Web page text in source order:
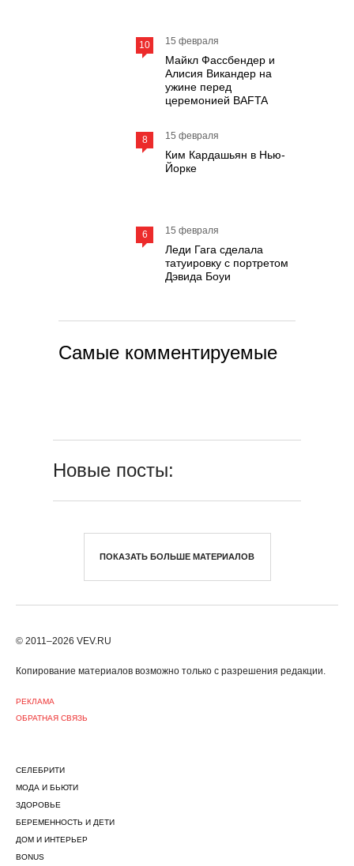
10 15 февраля
Майкл Фассбендер и
Алисия Викандер на
ужине перед
церемонией BAFTA
8 15 февраля
Ким Кардашьян в Нью-
Йорке
6 15 февраля
Леди Гага сделала
татуировку с портретом
Дэвида Боуи
Самые комментируемые
Новые посты:
ПОКАЗАТЬ БОЛЬШЕ МАТЕРИАЛОВ
© 2011–2026 VEV.RU
Копирование материалов возможно только c разрешения редакции.
РЕКЛАМА
ОБРАТНАЯ СВЯЗЬ
СЕЛЕБРИТИ
МОДА И БЬЮТИ
ЗДОРОВЬЕ
БЕРЕМЕННОСТЬ И ДЕТИ
ДОМ И ИНТЕРЬЕР
BONUS